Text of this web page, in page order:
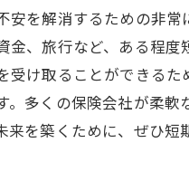
安を解消するための非常
金、旅行など、ある程
受け取ることができる
。多くの保険会社が柔
来を築くために、ぜひ